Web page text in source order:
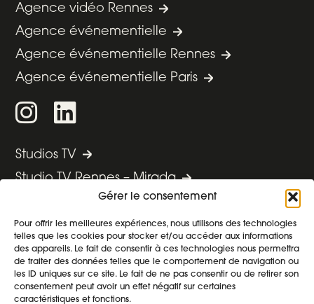
Gérer le consentement
Pour offrir les meilleures expériences, nous utilisons des technologies
telles que les cookies pour stocker et/ou accéder aux informations
des appareils. Le fait de consentir à ces technologies nous permettra
de traiter des données telles que le comportement de navigation ou
les ID uniques sur ce site. Le fait de ne pas consentir ou de retirer son
consentement peut avoir un effet négatif sur certaines
caractéristiques et fonctions.
Agence vidéo Rennes
Agence événementielle
Agence événementielle Rennes
Agence événementielle Paris
Studios TV
Studio TV Rennes – Mirada
Studio TV Paris Ouest – Boursorama
Studio TV Paris Centre – La Française
Nos cas clients
Nos décryptages